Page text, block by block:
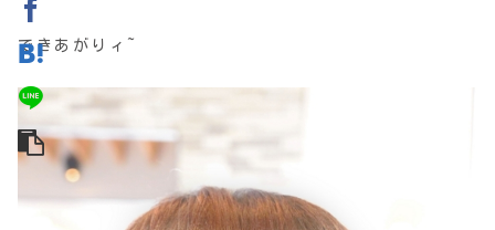
できあがりィ~